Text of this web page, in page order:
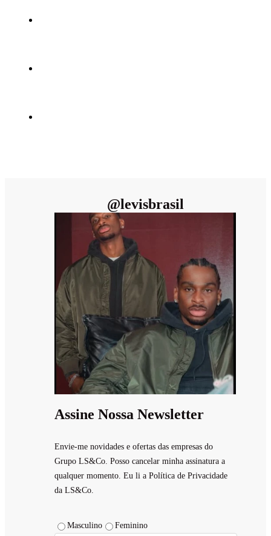
@levisbrasil
Assine Nossa Newsletter
Envie-me novidades e ofertas das empresas do
Grupo LS&Co. Posso cancelar minha assinatura a
qualquer momento. Eu li a Política de Privacidade
da LS&Co.
Masculino Feminino